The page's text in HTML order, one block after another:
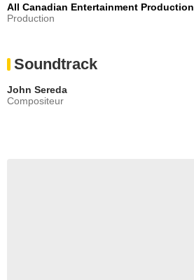
All Canadian Entertainment Production
Production
Soundtrack
John Sereda
Compositeur